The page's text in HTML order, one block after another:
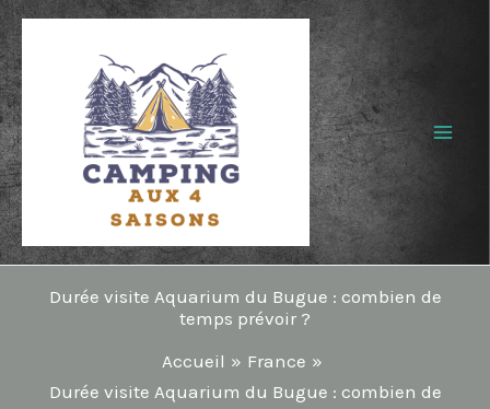
Aller
au
contenu
Durée visite Aquarium du Bugue : combien de
temps prévoir ?
Accueil
France
Durée visite Aquarium du Bugue : combien de